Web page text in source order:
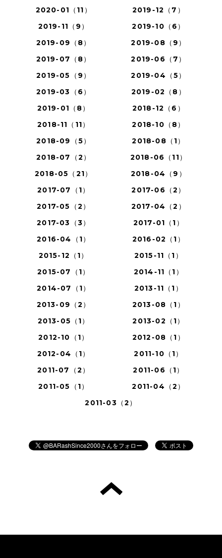
2020-01（11）
2019-12（7）
2019-11（9）
2019-10（6）
2019-09（8）
2019-08（9）
2019-07（8）
2019-06（7）
2019-05（9）
2019-04（5）
2019-03（6）
2019-02（8）
2019-01（8）
2018-12（6）
2018-11（11）
2018-10（8）
2018-09（5）
2018-08（1）
2018-07（2）
2018-06（11）
2018-05（21）
2018-04（9）
2017-07（1）
2017-06（2）
2017-05（2）
2017-04（2）
2017-03（3）
2017-01（1）
2016-04（1）
2016-02（1）
2015-12（1）
2015-11（1）
2015-07（1）
2014-11（1）
2014-07（1）
2013-11（1）
2013-09（2）
2013-08（1）
2013-05（1）
2013-02（1）
2012-10（1）
2012-08（1）
2012-04（1）
2011-10（1）
2011-07（2）
2011-06（1）
2011-05（1）
2011-04（2）
2011-03（2）